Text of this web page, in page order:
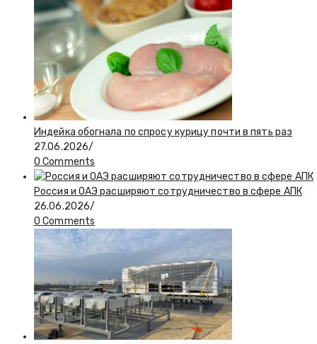
Индейка обогнала по спросу курицу почти в пять раз
27.06.2026/
0 Comments
Россия и ОАЭ расширяют сотрудничество в сфере АПК
26.06.2026/
0 Comments